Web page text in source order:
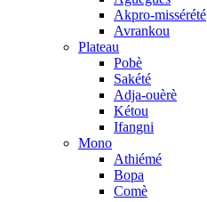
Akpro-missérété
Avrankou
Plateau
Pobè
Sakété
Adja-ouèrè
Kétou
Ifangni
Mono
Athiémé
Bopa
Comè